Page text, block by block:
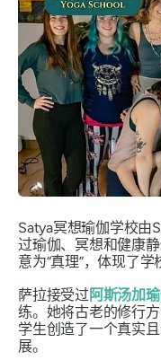
Satya冥想瑜伽学校由
过瑜伽、冥想和健康
意为“真理”，体现了
萨拉接受过 阿斯汤加
练。她将古老的修行
学生创造了一个真实
展。